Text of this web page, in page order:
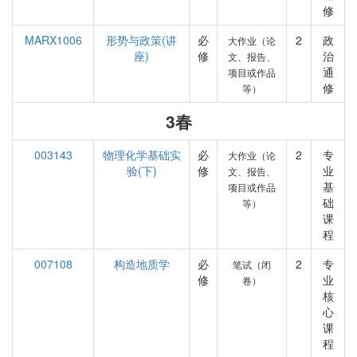
修
MARX1006
形势与政策(讲
座)
必
修
大作业（论
文、报告、
项目或作品
等）
2
政
治
通
修
3春
003143
物理化学基础实
验(下)
必
修
大作业（论
文、报告、
项目或作品
等）
2
专
业
基
础
课
程
007108
构造地质学
必
修
笔试（闭
卷）
2
专
业
核
心
课
程